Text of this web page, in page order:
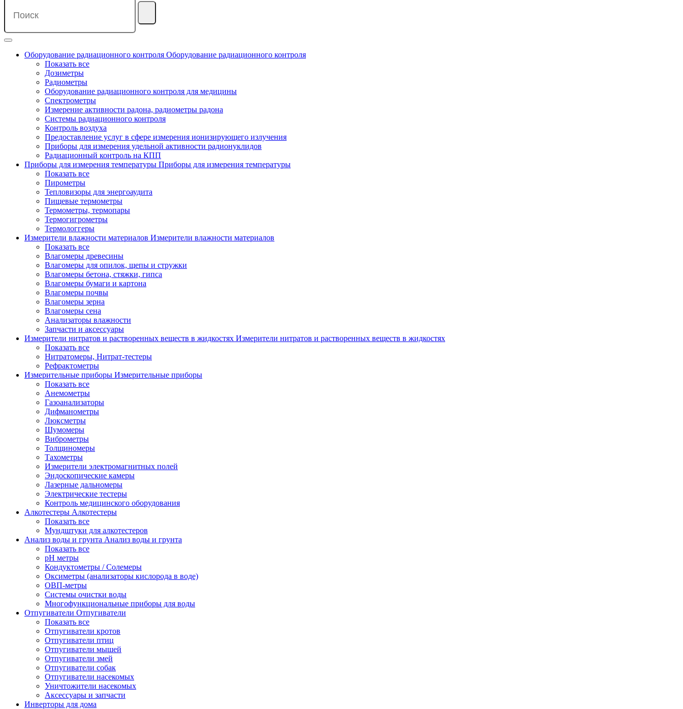
Оборудование радиационного контроля Оборудование радиационного контроля
Показать все
Дозиметры
Радиометры
Оборудование радиационного контроля для медицины
Спектрометры
Измерение активности радона, радиометры радона
Системы радиационного контроля
Контроль воздуха
Предоставление услуг в сфере измерения ионизирующего излучения
Приборы для измерения удельной активности радионуклидов
Радиационный контроль на КПП
Приборы для измерения температуры Приборы для измерения температуры
Показать все
Пирометры
Тепловизоры для энергоаудита
Пищевые термометры
Термометры, термопары
Термогигрометры
Термологгеры
Измерители влажности материалов Измерители влажности материалов
Показать все
Влагомеры древесины
Влагомеры для опилок, щепы и стружки
Влагомеры бетона, стяжки, гипса
Влагомеры бумаги и картона
Влагомеры почвы
Влагомеры зерна
Влагомеры сена
Анализаторы влажности
Запчасти и аксессуары
Измерители нитратов и растворенных веществ в жидкостях Измерители нитратов и растворенных веществ в жидкостях
Показать все
Нитратомеры, Нитрат-тестеры
Рефрактометры
Измерительные приборы Измерительные приборы
Показать все
Анемометры
Газоанализаторы
Дифманометры
Люксметры
Шумомеры
Виброметры
Толщиномеры
Тахометры
Измерители электромагнитных полей
Эндоскопические камеры
Лазерные дальномеры
Электрические тестеры
Контроль медицинского оборудования
Алкотестеры Алкотестеры
Показать все
Мундштуки для алкотестеров
Анализ воды и грунта Анализ воды и грунта
Показать все
pH метры
Кондуктометры / Солемеры
Оксиметры (анализаторы кислорода в воде)
ОВП-метры
Системы очистки воды
Многофункциональные приборы для воды
Отпугиватели Отпугиватели
Показать все
Отпугиватели кротов
Отпугиватели птиц
Отпугиватели мышей
Отпугиватели змей
Отпугиватели собак
Отпугиватели насекомых
Уничтожители насекомых
Аксессуары и запчасти
Инверторы для дома